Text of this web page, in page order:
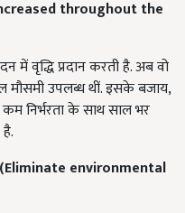
throughout the
में वृद्धि प्रदान करती है. अब वो
उपलब्ध थीं. इसके बजाय,
निर्भरता के साथ साल भर
Eliminate environmental